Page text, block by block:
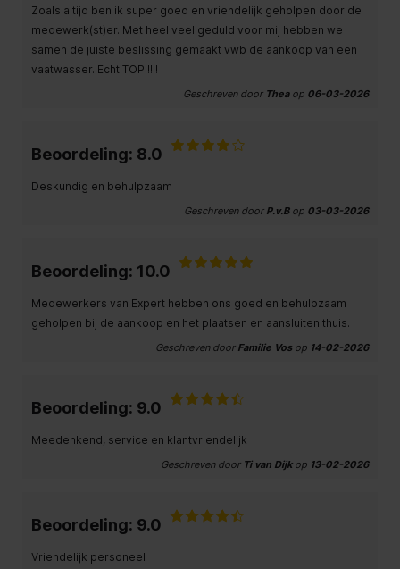
Zoals altijd ben ik super goed en vriendelijk geholpen door de
medewerk(st)er. Met heel veel geduld voor mij hebben we
samen de juiste beslissing gemaakt vwb de aankoop van een
vaatwasser. Echt TOP!!!!!
Geschreven door Theaop 06-03-2026
Beoordeling: 8.0
Deskundig en behulpzaam
Geschreven door P.v.Bop 03-03-2026
Beoordeling: 10.0
Medewerkers van Expert hebben ons goed en behulpzaam
geholpen bij de aankoop en het plaatsen en aansluiten thuis.
Geschreven door Familie Vosop 14-02-2026
Beoordeling: 9.0
Meedenkend, service en klantvriendelijk
Geschreven door Ti van Dijkop 13-02-2026
Beoordeling: 9.0
Vriendelijk personeel